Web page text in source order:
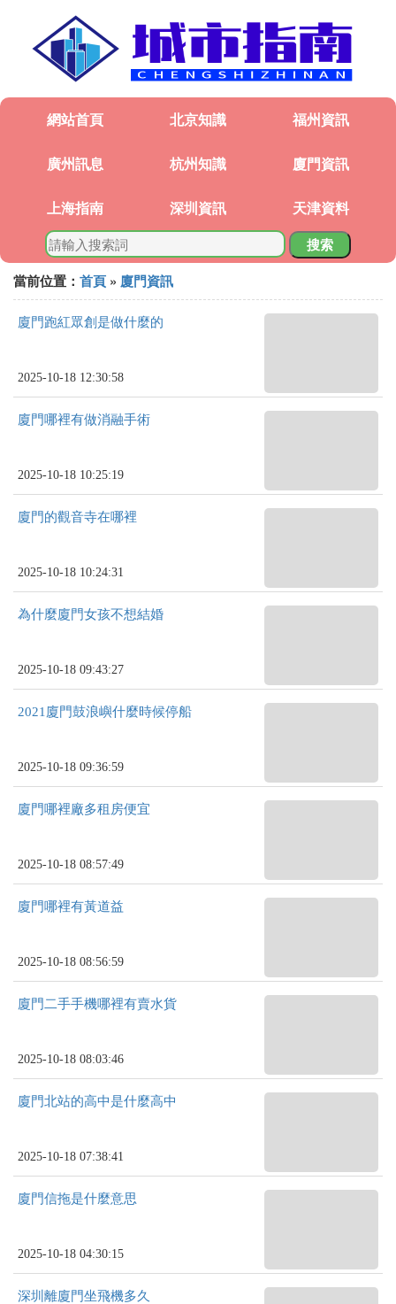
網站首頁 北京知識 福州資訊
廣州訊息 杭州知識 廈門資訊
上海指南 深圳資訊 天津資料
搜索
當前位置： 首頁 » 廈門資訊
廈門跑紅眾創是做什麼的
2025-10-18 12:30:58
廈門哪裡有做消融手術
2025-10-18 10:25:19
廈門的觀音寺在哪裡
2025-10-18 10:24:31
為什麼廈門女孩不想結婚
2025-10-18 09:43:27
2021廈門鼓浪嶼什麼時候停船
2025-10-18 09:36:59
廈門哪裡廠多租房便宜
2025-10-18 08:57:49
廈門哪裡有黃道益
2025-10-18 08:56:59
廈門二手手機哪裡有賣水貨
2025-10-18 08:03:46
廈門北站的高中是什麼高中
2025-10-18 07:38:41
廈門信拖是什麼意思
2025-10-18 04:30:15
深圳離廈門坐飛機多久